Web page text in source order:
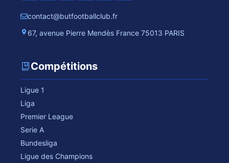
contact@butfootballclub.fr
67, avenue Pierre Mendès France 75013 PARIS
Compétitions
Ligue 1
Liga
Premier League
Serie A
Bundesliga
Ligue des Champions